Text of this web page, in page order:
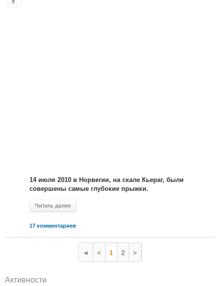
14 июля 2010 в Норвегии, на скале Кьераг, были
совершены самые глубокие прыжки.
Читать далее
17 комментариев
◄ < 1 2 >
Активности